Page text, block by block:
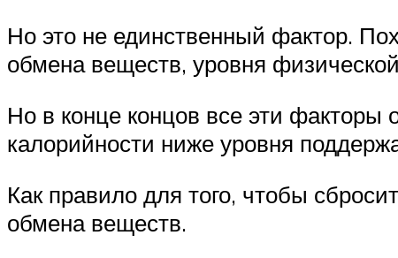
Но это не единственный фактор.
обмена веществ, уровня
Но в конце концов все эти
калорийности ниже уровня
Как правило для того, чтобы
обмена веществ.